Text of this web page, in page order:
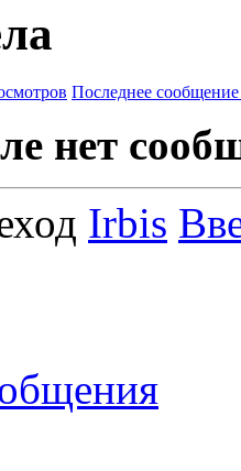
Последнее сообщение
нет
Irbis